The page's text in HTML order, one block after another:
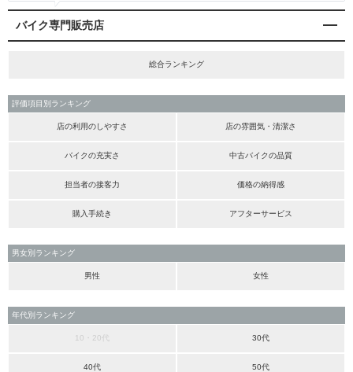
バイク専門販売店
総合ランキング
評価項目別ランキング
店の利用のしやすさ 店の雰囲気・清潔さ
バイクの充実さ 中古バイクの品質
担当者の接客力 価格の納得感
購入手続き アフターサービス
男女別ランキング
男性 女性
年代別ランキング
10・20代 30代
40代 50代